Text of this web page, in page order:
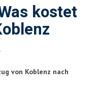
kostet
von Koblenz nach